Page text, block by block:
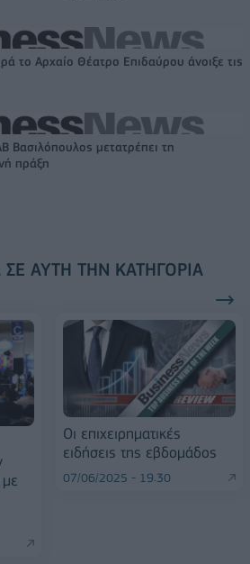
το Αρχαίο Θέατρο Επιδαύρου άνοιξε τις
Βασιλόπουλος μετατρέπει τη
πράξη
ΣΕ ΑΥΤΉ ΤΗΝ ΚΑΤΗΓΟΡΊΑ
Οι επιχειρηματικές
ειδήσεις της εβδομάδος
07/06/2025 - 19:30